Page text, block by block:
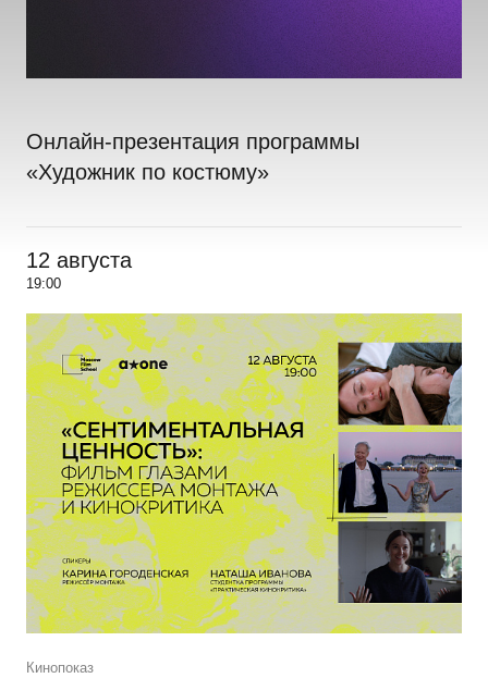
Онлайн-презентация программы
«Художник по костюму»
12 августа
19:00
Кинопоказ